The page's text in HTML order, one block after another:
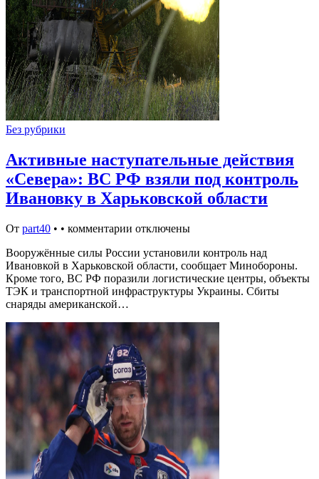
Без рубрики
Активные наступательные действия
«Севера»: ВС РФ взяли под контроль
Ивановку в Харьковской области
От part40 • • комментарии отключены
Вооружённые силы России установили контроль над
Ивановкой в Харьковской области, сообщает Минобороны.
Кроме того, ВС РФ поразили логистические центры, объекты
ТЭК и транспортной инфраструктуры Украины. Сбиты
снаряды американской…